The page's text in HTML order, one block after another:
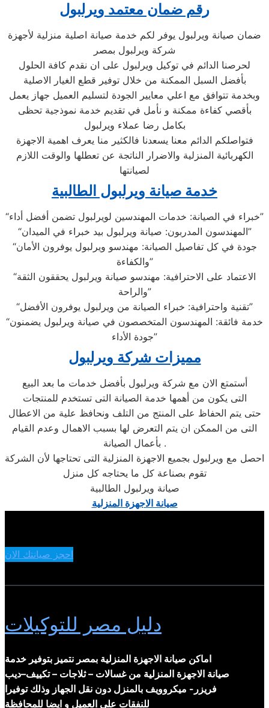
رقم ضمان معتمد ويرلبول
ضمان صيانة ويرلبول يوفر لكم خدمة صيانة اصلية منزلية لأجهزة
شركة ويرلبول بمصر
لحرصنا الدائم في توكيل ويرلبول على ان نقدم كافة الحلول
بأفضل السبل الممكنة من خلال توفير قطع الغيار الاصلية
وبخدمة تتوافق مع اعلي معايير الجودة لتسليم العميل جهاز يعمل
بأقصي كفاءة ممكنة و نأمل في تقديم خدمة نموذجية تحظى
بكامل رضا عملاء ويرلبول
فتواصلكم الدائم معنا يسعدنا فالكثير منا يعرف اهمية الاجهزة
الكهربائية المنزلية والاضرار الناتجة عن تعطلها والوقت اللازم
لصيانتها
خدمة صيانة ويرلبول الطالبية
“خبراء في الصيانة: خدمات المهندسين لويرلبول تضمن أفضل أداء”
“المهندسون المدربون: صيانة ويرلبول بيد خبراء في الميدان”
“جودة في كل تفاصيل الصيانة: مهندسو ويرلبول يوفرون الأمان
والكفاءة”
“الاعتماد على الاحترافية: مهندسو صيانة ويرلبول يحققون الثقة
والراحة”
“تقنية واحترافية: خبراء الصيانة من ويرلبول يوفرون الأفضل”
“خدمة فائقة: المهندسون المتخصصون في صيانة ويرلبول يضمنون
جودة الأداء”
مميزات شركة ويرلبول
أستمتع الان مع شركة ويرلبول بأفضل خدمات ما بعد البيع
التى يكون من أهمها خدمة الصيانة التى تستخدم للمنتجات
حتى يتم الحفاظ على المنتج من التلف ونحافظ علية من الاعطال
التى من الممكن ان يتم التعرض لها بسبب الاهمال وعدم القيام
بأعمال الصيانة .
احصل مع ويرلبول بجميع الاجهزة المنزلية التى تحتاجها لأن الشركة
تقوم بصناعة كل ما يحتاجه كل منزل
صيانة ويرلبول الطالبية
صيانة الاجهزة المنزلية
احجز صيانتك الان
دليل مصر للتوكيلات
اماكن صيانة الاجهزة المنزلية بمصر نتميز بتوفير خدمة
صيانة الاجهزة المنزلية من غسالات – ثلاجات – تكييف–ديب
فريزر- ميكروويف بالمنزل دون نقل الجهاز وذلك توفيرا
للنفقات على العميل و ايضا للمحافظة